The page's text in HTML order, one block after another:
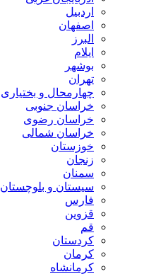
اردبیل
اصفهان
البرز
ایلام
بوشهر
تهران
چهارمحال و بختیاری
خراسان جنوبی
خراسان رضوی
خراسان شمالی
خوزستان
زنجان
سمنان
سیستان و بلوچستان
فارس
قزوین
قم
کردستان
کرمان
کرمانشاه